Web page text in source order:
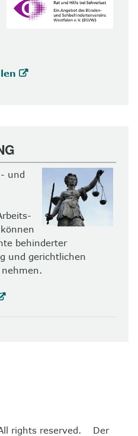
und
behinderter
und gerichtlichen
rights reserved. Der